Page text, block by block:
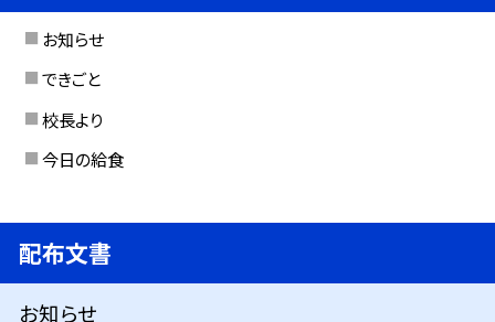
お知らせ
できごと
校長より
今日の給食
配布文書
お知らせ